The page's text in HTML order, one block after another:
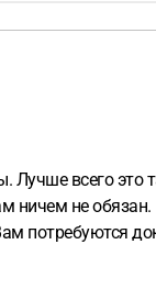
всего это
ничем не обязан.
потребуются